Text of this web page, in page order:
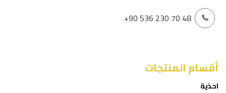
+90 536 230 70 48
أقسام المنتجات
احذية